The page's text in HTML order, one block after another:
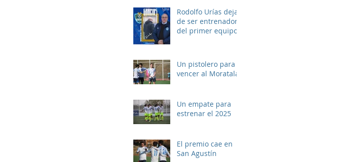
muchos buenos
momentos"
Rodolfo Urías deja
de ser entrenador
del primer equipo
Un pistolero para
vencer al Moratalaz
Un empate para
estrenar el 2025
El premio cae en
San Agustín